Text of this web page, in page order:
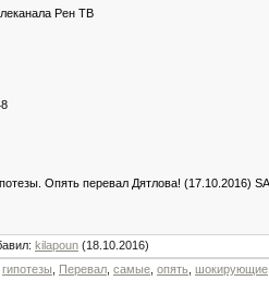
Рен ТВ
Опять перевал Дятлова! (17.10.2016)
: kilapoun (18.10.2016)
гипотезы Перевал самые опять шокирующие